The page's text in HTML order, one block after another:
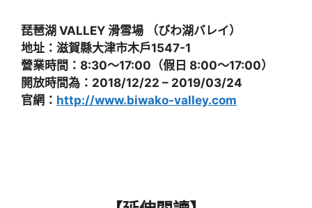
琵琶湖 VALLEY 滑雪場 （びわ湖バレイ）
地址：滋賀縣大津市木戶1547-1
營業時間：8:30～17:00（假日 8:00〜17:00）
開放時間為：2018/12/22 – 2019/03/24
官網： http://www.biwako-valley.com